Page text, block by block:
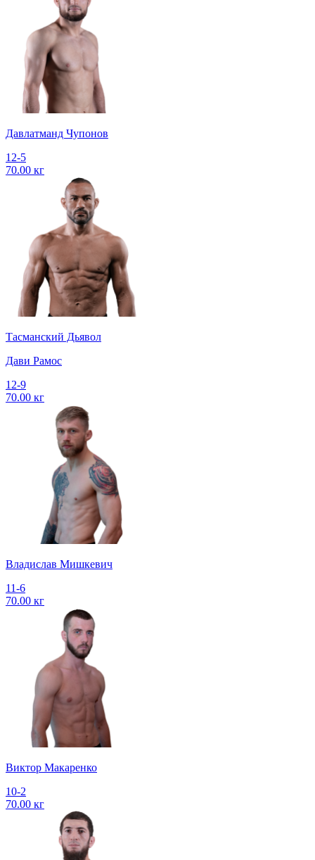
Давлатманд Чупонов
12-5
70.00 кг
Тасманский Дьявол
Дави Рамос
12-9
70.00 кг
Владислав Мишкевич
11-6
70.00 кг
Виктор Макаренко
10-2
70.00 кг